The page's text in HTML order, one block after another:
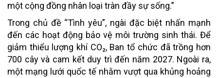
một cộng đồng nhân loại tràn đầy sự sống.”
Trong chủ đề “Tình yêu”, ngài đặc biệt nhấn mạnh
đến các hoạt động bảo vệ môi trường sinh thái. Để
giảm thiểu lượng khí CO₂, Ban tổ chức đã trồng hơn
700 cây và cam kết duy trì đến năm 2027. Ngoài ra,
một mạng lưới quốc tế nhằm vượt qua khủng hoảng